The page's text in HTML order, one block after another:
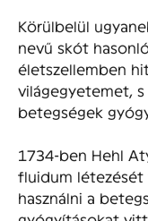
Körülbelül
nevű skót
életszellemben
világegyetemet,
betegségek
1734-ben Hehl
fluidum
használni a